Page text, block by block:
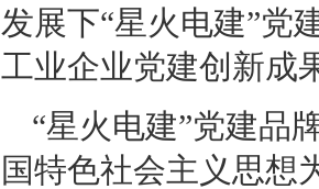
发展下“星火电建”党
工业企业党建创新成
“星火电建”党建品
国特色社会主义思想